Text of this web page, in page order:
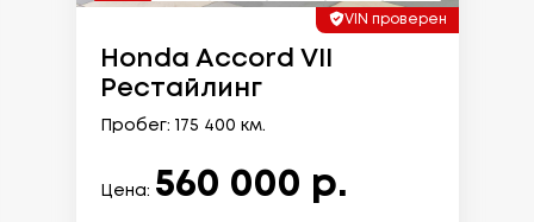
VIN проверен
Honda Accord VII
Рестайлинг
Пробег: 175 400 км.
Цена: 560 000 р.